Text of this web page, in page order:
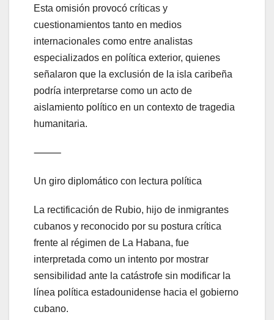
Esta omisión provocó críticas y
cuestionamientos tanto en medios
internacionales como entre analistas
especializados en política exterior, quienes
señalaron que la exclusión de la isla caribeña
podría interpretarse como un acto de
aislamiento político en un contexto de tragedia
humanitaria.
⸻
Un giro diplomático con lectura política
La rectificación de Rubio, hijo de inmigrantes
cubanos y reconocido por su postura crítica
frente al régimen de La Habana, fue
interpretada como un intento por mostrar
sensibilidad ante la catástrofe sin modificar la
línea política estadounidense hacia el gobierno
cubano.